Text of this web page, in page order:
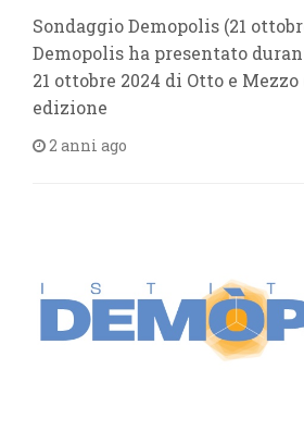
Sondaggio Demopolis (21
Demopolis ha presentato
21 ottobre 2024 di Otto e
edizione
2 anni ago